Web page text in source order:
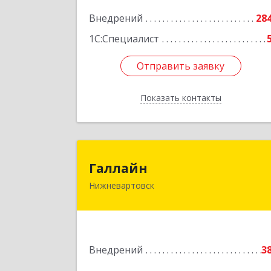
Внедрений
1С:Специалист
Отправить заявку
Показать контакты
54А, строение 1, оф.112,
Отправить заявку
Назад
Галлайн
Нижневартовск
Внедрений
628600, Ханты-Мансийский